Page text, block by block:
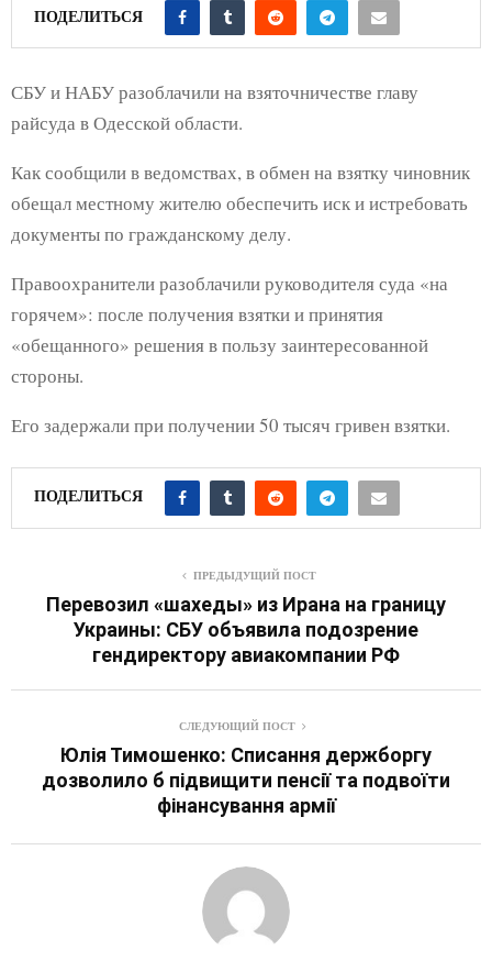
ПОДЕЛИТЬСЯ
СБУ и НАБУ разоблачили на взяточничестве главу
райсуда в Одесской области.
Как сообщили в ведомствах, в обмен на взятку чиновник
обещал местному жителю обеспечить иск и истребовать
документы по гражданскому делу.
Правоохранители разоблачили руководителя суда «на
горячем»: после получения взятки и принятия
«обещанного» решения в пользу заинтересованной
стороны.
Его задержали при получении 50 тысяч гривен взятки.
ПОДЕЛИТЬСЯ
ПРЕДЫДУЩИЙ ПОСТ
Перевозил «шахеды» из Ирана на границу
Украины: СБУ объявила подозрение
гендиректору авиакомпании РФ
СЛЕДУЮЩИЙ ПОСТ
Юлія Тимошенко: Списання держборгу
дозволило б підвищити пенсії та подвоїти
фінансування армії